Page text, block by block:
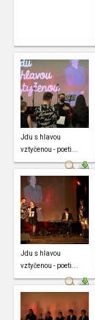
Jdu s hlavou
vztyčenou - poeti...
Jdu s hlavou
vztyčenou - poeti...